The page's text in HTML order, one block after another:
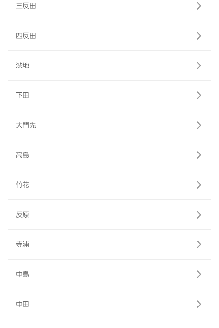
三反田
四反田
渋地
下田
大門先
高島
竹花
反原
寺浦
中島
中田